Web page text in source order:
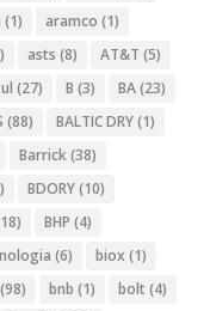
(1) aramco (1)
asts (8) AT&T (5)
(27) B (3) BA(23)
(88) BALTIC DRY(1)
Barrick(38)
BDORY(10)
BHP (4)
(6) biox (1)
(98) bnb (1) bolt (4)